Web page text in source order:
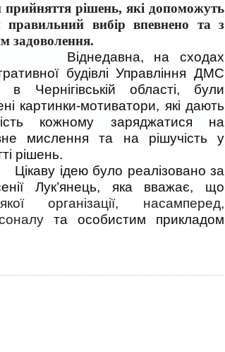
прийняття рішень, які допоможуть
правильний вибір впевнено та з
задоволення.
на сходах
будівлі Управління ДМС
в Чернігівській області, були
картинки-мотиватори, які дають
кожному заряджатися на
мислення та на рішучість у
рішень.
ідею було реалізовано за
Лук’янець, яка вважає, що
організації, насамперед,
та особистим прикладом